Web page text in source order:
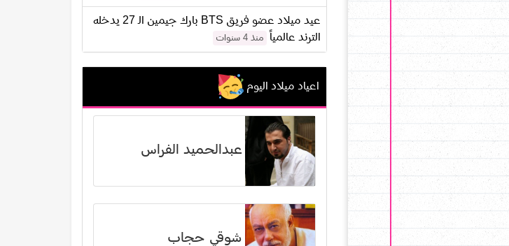
عيد ميلاد عضو فريق BTS بارك جيمين الـ 27 يدخله
الترند عالمياً
منذ 4 سنوات
اعياد ميلاد اليوم
عبدالحميد الفراس
شوقي حجاب